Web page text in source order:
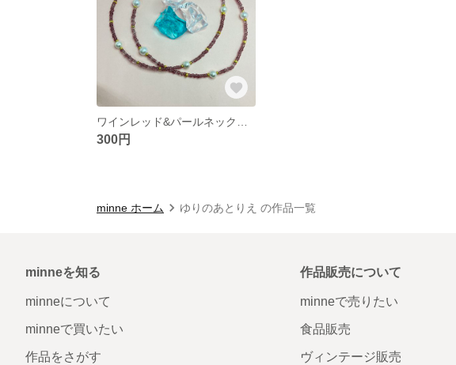
300円
minne ホーム ゆりのあとりえ の作品一覧
minneを知る
minneについて
minneで買いたい
作品をさがす
作品販売について
minneで売りたい
食品販売
ヴィンテージ販売